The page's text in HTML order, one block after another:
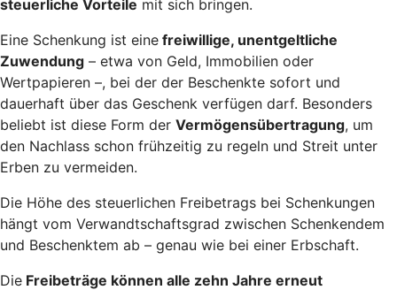
steuerliche Vorteile mit sich bringen.
Eine Schenkung ist eine freiwillige, unentgeltliche
Zuwendung – etwa von Geld, Immobilien oder
Wertpapieren –, bei der der Beschenkte sofort und
dauerhaft über das Geschenk verfügen darf. Besonders
beliebt ist diese Form der Vermögensübertragung, um
den Nachlass schon frühzeitig zu regeln und Streit unter
Erben zu vermeiden.
Die Höhe des steuerlichen Freibetrags bei Schenkungen
hängt vom Verwandtschaftsgrad zwischen Schenkendem
und Beschenktem ab – genau wie bei einer Erbschaft.
Die Freibeträge können alle zehn Jahre erneut